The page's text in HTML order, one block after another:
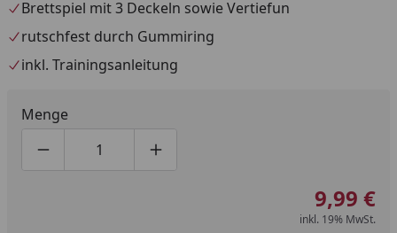
Brettspiel mit 3 Deckeln sowie Vertiefun
rutschfest durch Gummiring
inkl. Trainingsanleitung
Menge
Produktmenge um eins verringern
Produktmenge manuell eingeben
Produktmenge um eins erhöhen
9,99 €
inkl. 19% MwSt.